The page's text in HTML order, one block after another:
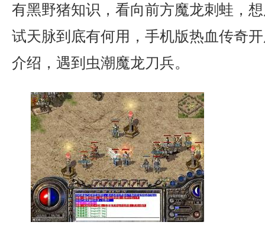
有黑野猪知识，看向前方魔龙刺蛙，
试天脉到底有何用，手机版热血传奇
介绍，遇到虫潮魔龙刀兵。